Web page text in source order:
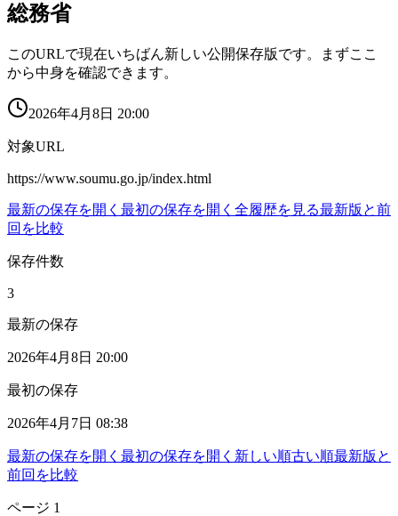
総務省
このURLで現在いちばん新しい公開保存版です。まずここ
から中身を確認できます。
2026年4月8日 20:00
対象URL
https://www.soumu.go.jp/index.html
最新の保存を開く 最初の保存を開く 全履歴を見る最新版と前
回を比較
保存件数
3
最新の保存
2026年4月8日 20:00
最初の保存
2026年4月7日 08:38
最新の保存を開く 最初の保存を開く 新しい順古い順最新版と
前回を比較
ページ 1